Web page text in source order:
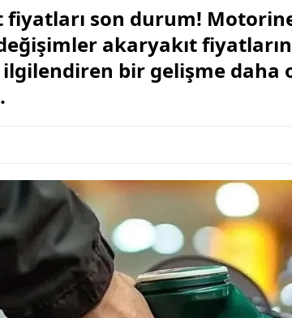
fiyatları son durum!
akaryakıt
ilgilendiren bir gelişme